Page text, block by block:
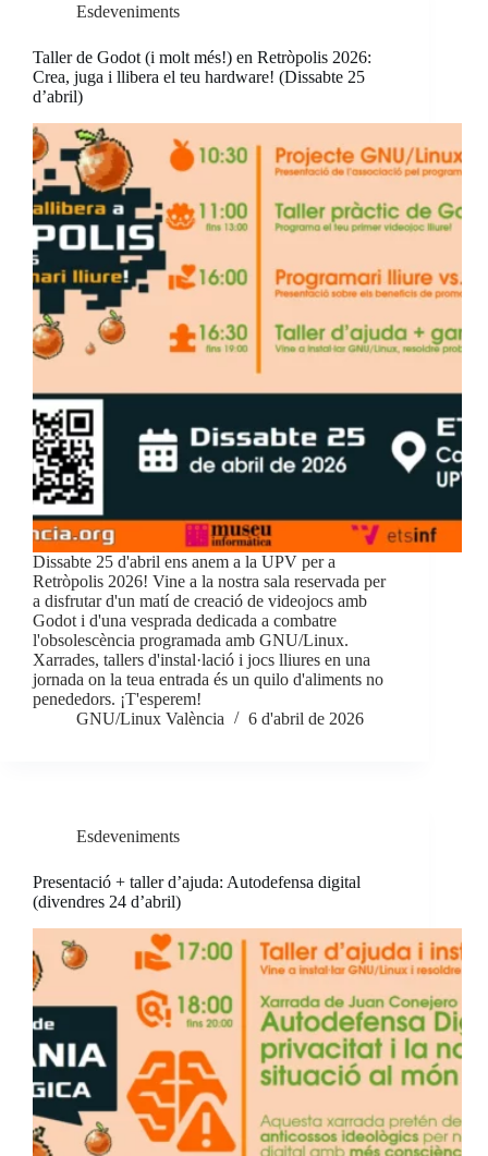
Esdeveniments
Taller de Godot (i molt més!) en Retròpolis 2026:
Crea, juga i llibera el teu hardware! (Dissabte 25
d’abril)
Dissabte 25 d'abril ens anem a la UPV per a
Retròpolis 2026! Vine a la nostra sala reservada per
a disfrutar d'un matí de creació de videojocs amb
Godot i d'una vesprada dedicada a combatre
l'obsolescència programada amb GNU/Linux.
Xarrades, tallers d'instal·lació i jocs lliures en una
jornada on la teua entrada és un quilo d'aliments no
penededors. ¡T'esperem!
GNU/Linux València
6 d'abril de 2026
Esdeveniments
Presentació + taller d’ajuda: Autodefensa digital
(divendres 24 d’abril)